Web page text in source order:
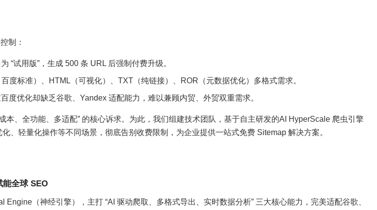
制：
“试用版”，生成 500 条 URL 后强制付费升级。
度标准）、HTML（可视化）、TXT（纯链接）、ROR（元数据优化）多格式需求。
优化却缺乏谷歌、Yandex 适配能力，难以兼顾内贸、外贸双重需求。
、全功能、多适配” 的核心诉求。为此，我们组建技术团队，基于自主研发的AI HyperScale 爬虫引擎
、轻量化操作等不同场景，彻底告别收费限制，为企业提供一站式免费 Sitemap 解决方案。
全球 SEO
（神经引擎），主打 “AI 驱动爬取、多格式导出、实时数据分析” 三大核心能力，完美适配谷歌、